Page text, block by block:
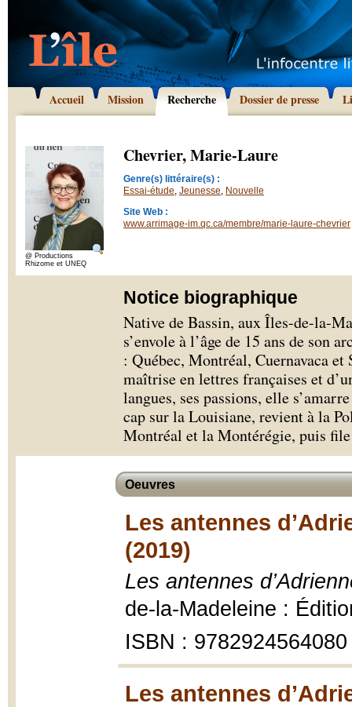
Accueil Mission Recherche Dossier de presse
@ Productions
Rhizome et UNEQ
Chevrier, Marie-Laure
Genre(s) littéraire(s) :
Essai-étude, Jeunesse, Nouvelle
Site Web :
www.arrimage-im.qc.ca/membre/marie-laure-chevrier
Notice biographique
Native de Bassin, aux Îles-de-la-
s’envole à l’âge de 15 ans de son
: Québec, Montréal, Cuernavaca et
maîtrise en lettres françaises et
langues, ses passions, elle
cap sur la Louisiane, revient à la
Montréal et la Montérégie, puis file
Oeuvres
Les antennes
(2019)
Les antennes
de-la-Madeleine :
ISBN : 9782924564080
Les antennes